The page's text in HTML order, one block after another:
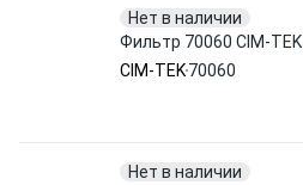
Нет в наличии
Фильтр 70060 CIM-TEK
CIM-TEK70060
Нет в наличии